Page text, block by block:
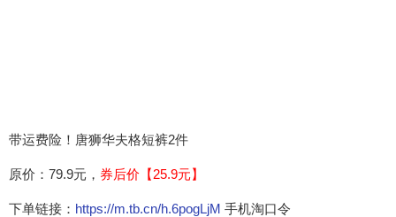
带运费险！唐狮华夫格短裤2件
原价：79.9元， 券后价【25.9元】
下单链接： https://m.tb.cn/h.6pogLjM 手机淘口令